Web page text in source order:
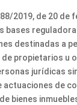
2019, de 20 de
bases
destinadas a
de propietarios u
jurídicas
actuaciones de
bienes